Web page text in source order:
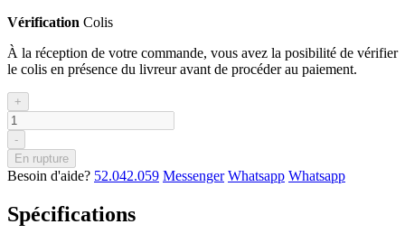
Vérification Colis
À la réception de votre commande, vous avez la posibilité de vérifier
le colis en présence du livreur avant de procéder au paiement.
+
-
En rupture
Besoin d'aide? 52.042.059 Messenger Whatsapp Whatsapp
Spécifications